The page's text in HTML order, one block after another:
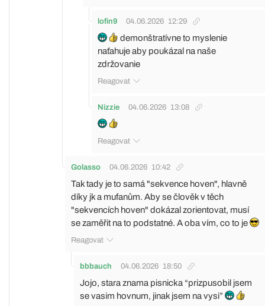
lofin9 04.06.2026 12:29
demonštratívne to myslenie
naťahuje aby poukázal na naše
zdržovanie
Reagovat
Nizzie 04.06.2026 13:08
Reagovat
Golasso 04.06.2026 10:42
Tak tady je to samá "sekvence hoven", hlavně
díky jk a mufanům. Aby se člověk v těch
"sekvencích hoven" dokázal zorientovat, musí
se zaměřit na to podstatné. A oba vím, co to je
Reagovat
bbbauch 04.06.2026 18:50
Jojo, stara znama pisnicka “prizpusobil jsem
se vasim hovnum, jinak jsem na vysi”